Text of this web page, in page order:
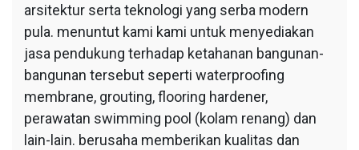
arsitektur serta teknologi yang serba modern
pula. menuntut kami kami untuk menyediakan
jasa pendukung terhadap ketahanan bangunan-
bangunan tersebut seperti waterproofing
membrane, grouting, flooring hardener,
perawatan swimming pool (kolam renang) dan
lain-lain. berusaha memberikan kualitas dan